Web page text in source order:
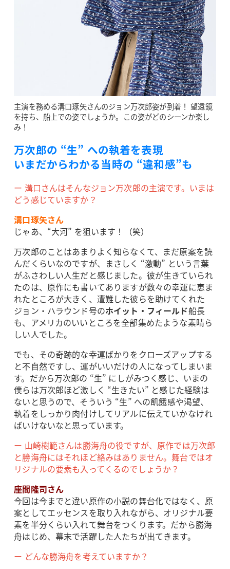
主演を務める溝口琢矢さんのジョン万次郎姿が到着！ 望遠鏡
を持ち、船上での姿でしょうか。この姿がどのシーンか楽し
み！
万次郎の “生” への執着を表現
いまだからわかる当時の “違和感”も
ー 溝口さんはそんなジョン万次郎の主演です。いまは
どう感じていますか？
溝口琢矢さん
じゃあ、“大河” を狙います！（笑）
万次郎のことはあまりよく知らなくて、まだ原案を読
んだくらいなのですが、まさしく “激動” という言葉
がふさわしい人生だと感じました。彼が生きていられ
たのは、原作にも書いてありますが数々の幸運に恵ま
れたところが大きく、遭難した彼らを助けてくれた
ジョン・ハラウンド号のホイット・フィールド船長
も、アメリカのいいところを全部集めたような素晴ら
しい人でした。
でも、その奇跡的な幸運ばかりをクローズアップする
と不自然ですし、運がいいだけの人になってしまいま
す。だから万次郎の “生” にしがみつく感じ、いまの
僕らは万次郎ほど激しく “生きたい” と感じた経験は
ないと思うので、そういう “生” への飢餓感や渇望、
執着をしっかり肉付けしてリアルに伝えていかなけれ
ばいけないなと思っています。
ー 山崎樹範さんは勝海舟の役ですが、原作では万次郎
と勝海舟にはそれほど絡みはありません。舞台ではオ
リジナルの要素も入ってくるのでしょうか？
座間隆司さん
今回は今までと違い原作の小説の舞台化ではなく、原
案としてエッセンスを取り入れながら、オリジナル要
素を半分くらい入れて舞台をつくります。だから勝海
舟はじめ、幕末で活躍した人たちが出てきます。
ー どんな勝海舟を考えていますか？